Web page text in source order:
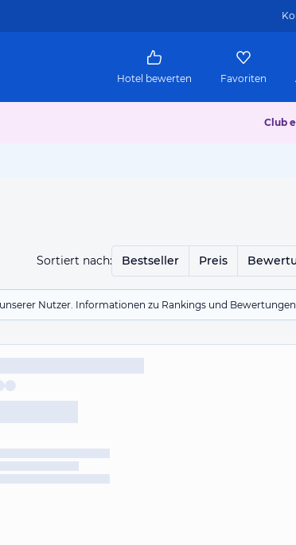
Hotel bewerten Favoriten
Club
Sortiert nach: Bestseller Preis
Nutzer. Informationen zu Rankings und